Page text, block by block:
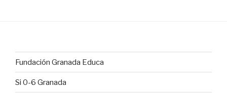
Fundación Granada Educa
Si 0-6 Granada